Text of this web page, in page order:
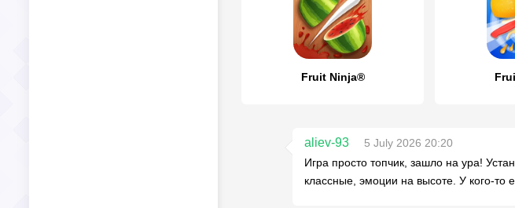
Fruit Ninja®
aliev-93
5 July 2026 20:20
Игра просто топчик, зашло на ура!
классные, эмоции на высоте. У кого-